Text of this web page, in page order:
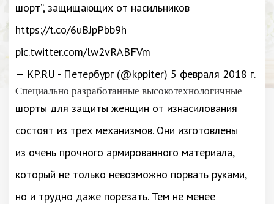
шорт”, защищающих от насильников
https://t.co/6uBJpPbb9h
pic.twitter.com/lw2vRABFVm
— KP.RU - Петербург (@kppiter) 5 февраля 2018 г.
Специально разработанные высокотехнологичные
шорты для защиты женщин от изнасилования
состоят из трех механизмов. Они изготовлены
из очень прочного армированного материала,
который не только невозможно порвать руками,
но и трудно даже порезать. Тем не менее